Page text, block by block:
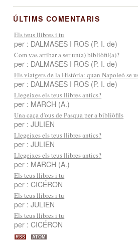
ÚLTIMS COMENTARIS
Els teus llibres i tu
per : DALMASES I ROS (P. I. de)
Com vas arribar a ser un(a) bibliòfil(a)?
per : DALMASES I ROS (P. I. de)
Els viatgers de la Història: quan Napoleó se
per : DALMASES I ROS (P. I. de)
Llegeixes els teus llibres antics?
per : MARCH (A.)
Una caça d'ous de Pasqua per a bibliòfils
per : JULIEN
Llegeixes els teus llibres antics?
per : JULIEN
Llegeixes els teus llibres antics?
per : MARCH (A.)
Els teus llibres i tu
per : CICÉRON
Els teus llibres i tu
per : JULIEN
Els teus llibres i tu
per : CICÉRON
RSS ATOM